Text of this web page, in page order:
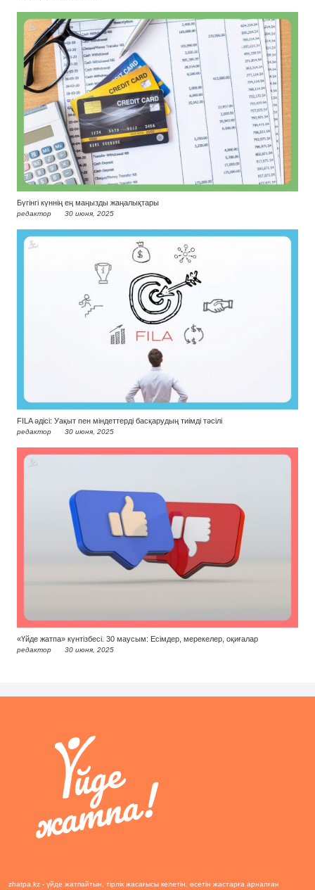
Бүгінгі күннің ең маңызды жаңалықтары
редактор 30 июня, 2025
FILA әдісі: Уақыт пен міндеттерді басқарудың тиімді тәсілі
редактор 30 июня, 2025
«Үйде жатпа» күнтізбесі. 30 маусым: Есімдер, мерекелер, оқиғалар
редактор 30 июня, 2025
zhatpa.kz - үйде жатпайтын, тірлік жасағысы келетін, өсетін жастарға арналған